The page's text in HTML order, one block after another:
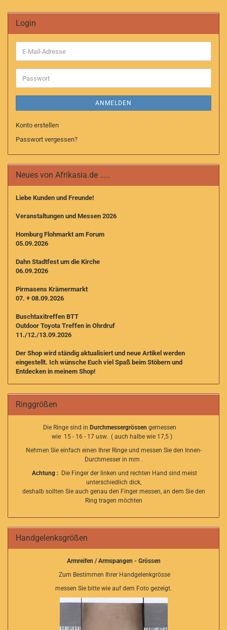
Login
E-
Mail-
Adresse
Passwort
ANMELDEN
Konto erstellen
Passwort vergessen?
Neues von Afrikasia.de .....
Liebe Kunden und Freunde!
Veranstaltungen und Messen 2026
Homburg Flohmarkt am Forum
05.09.2026
Dahn Stadtfest um die Kirche
06.09.2026
Pirmasens Krämermarkt
07. + 08.09.2026
Buschtaxitreffen BTT
Outdoor Toyota Treffen in Ohrdruf
11./12./13.09.2026
Der Shop wird ständig aktualisiert und neue Artikel werden
eingestellt. Ich wünsche Euch viel Spaß beim Stöbern und
Entdecken in meinem Shop!
Ringgrößen
Die Ringe sind in Durchmessergrössen gemessen
wie 15 - 16 - 17 usw. ( auch halbe wie 17,5 )
Nehmen Sie einfach einen Ihrer Ringe und messen Sie den Innen-
Durchmesser in mm .
Achtung : Die Finger der linken und rechten Hand sind meist
unterschiedlich dick,
deshalb sollten Sie auch genau den Finger messen, an dem Sie den
Ring tragen möchten
Handgelenksgrößen
Armreifen / Armspangen - Grössen
Zum Bestimmen Ihrer Handgelenkgrösse
messen Sie bitte wie auf dem Foto gezeigt.